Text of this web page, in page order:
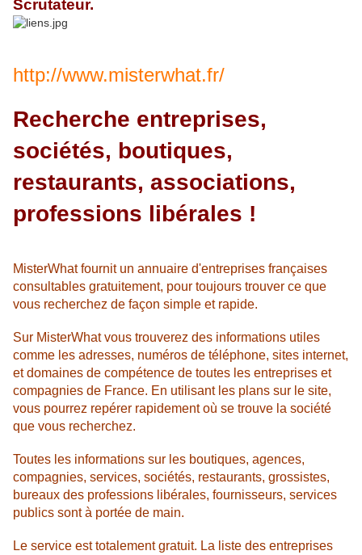
Scrutateur.
http://www.misterwhat.fr/
Recherche entreprises,
sociétés, boutiques,
restaurants, associations,
professions libérales !
MisterWhat fournit un annuaire d'entreprises françaises
consultables gratuitement, pour toujours trouver ce que
vous recherchez de façon simple et rapide.
Sur MisterWhat vous trouverez des informations utiles
comme les adresses, numéros de téléphone, sites internet,
et domaines de compétence de toutes les entreprises et
compagnies de France. En utilisant les plans sur le site,
vous pourrez repérer rapidement où se trouve la société
que vous recherchez.
Toutes les informations sur les boutiques, agences,
compagnies, services, sociétés, restaurants, grossistes,
bureaux des professions libérales, fournisseurs, services
publics sont à portée de main.
Le service est totalement gratuit. La liste des entreprises